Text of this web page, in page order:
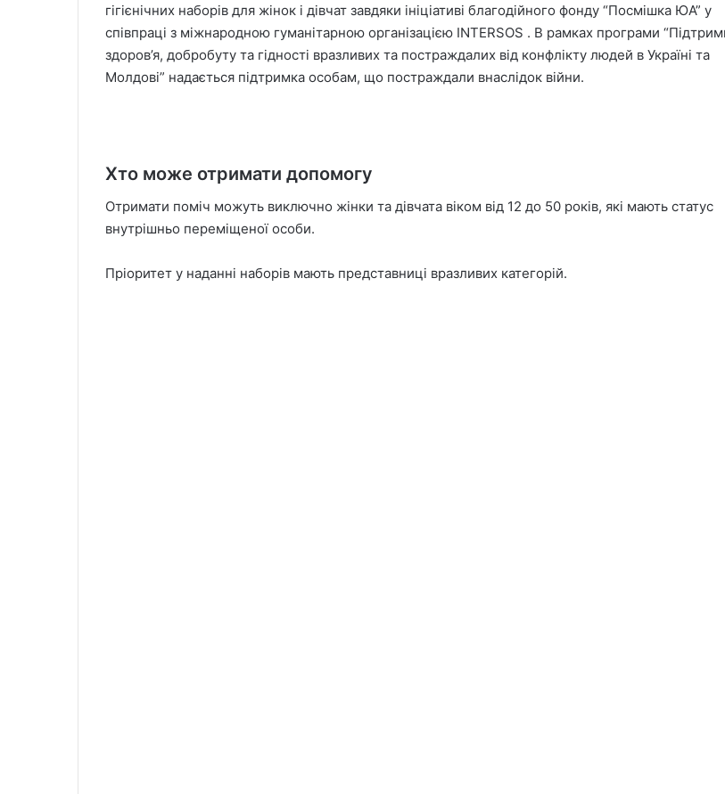
гігієнічних наборів для жінок і дівчат завдяки ініціативі благодійного фонду “Посмішка ЮА” у
співпраці з міжнародною гуманітарною організацією INTERSOS . В рамках програми
здоров’я, добробуту та гідності вразливих та постраждалих від конфлікту людей в Україні та
Молдові” надається підтримка особам, що постраждали внаслідок війни.
Хто може отримати допомогу
Отримати поміч можуть виключно жінки та дівчата віком від 12 до 50 років, які мають статус
внутрішньо переміщеної особи.
Пріоритет у наданні наборів мають представниці вразливих категорій.